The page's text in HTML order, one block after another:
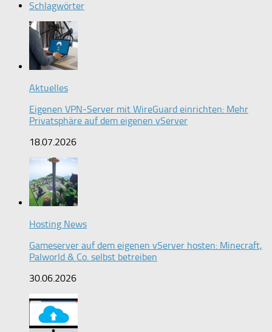
Schlagwörter
Aktuelles
Eigenen VPN-Server mit WireGuard einrichten: Mehr
Privatsphäre auf dem eigenen vServer
18.07.2026
Hosting News
Gameserver auf dem eigenen vServer hosten: Minecraft,
Palworld & Co. selbst betreiben
30.06.2026